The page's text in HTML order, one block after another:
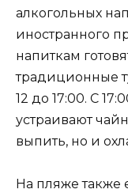
алкогольных
иностранного
напиткам
традиционные
12 до 17:00. С
устраивают
выпить, но и
На пляже также